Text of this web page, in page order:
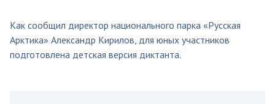
Как сообщил директор национального парка «Русская
Арктика» Александр Кирилов, для юных участников
подготовлена детская версия диктанта.